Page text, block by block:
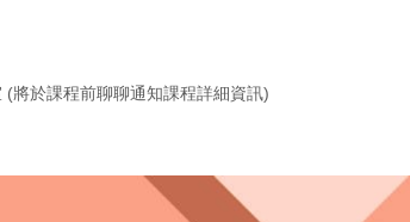
(將於課程前聊聊通知課程詳細資訊)